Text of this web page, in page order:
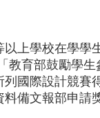
上學校在學學
教育部鼓勵學
國際設計競賽
備文報部申請